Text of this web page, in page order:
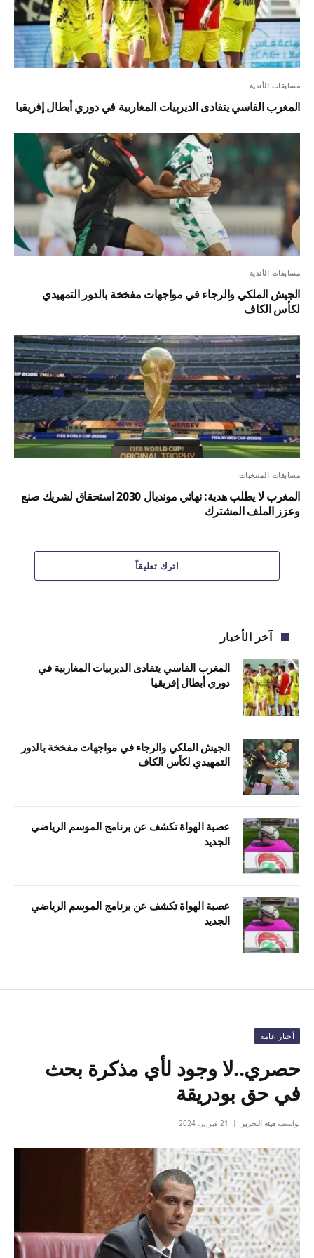
مسابقات الأندية
المغرب الفاسي يتفادى الديربيات المغاربية في دوري أبطال إفريقيا
مسابقات الأندية
الجيش الملكي والرجاء في مواجهات مفخخة بالدور التمهيدي
لكأس الكاف
مسابقات المنتخبات
المغرب لا يطلب هدية: نهائي مونديال 2030 استحقاق لشريك صنع
وعزز الملف المشترك
اترك تعليقاً
آخر الأخبار
المغرب الفاسي يتفادى الديربيات المغاربية في
دوري أبطال إفريقيا
الجيش الملكي والرجاء في مواجهات مفخخة بالدور
التمهيدي لكأس الكاف
عصبة الهواة تكشف عن برنامج الموسم الرياضي
الجديد
عصبة الهواة تكشف عن برنامج الموسم الرياضي
الجديد
أخبار عامة
حصري..لا وجود لأي مذكرة بحث
في حق بودريقة
بواسطة هيئة التحرير 21 فبراير، 2024